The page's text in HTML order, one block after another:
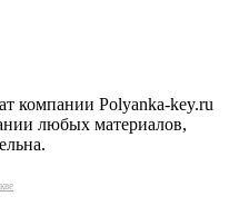
компании Polyanka-key.ru
любых материалов,